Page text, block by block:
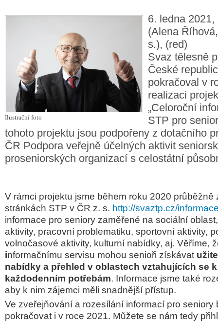
Ilustrační foto
6. ledna
(Alena
s.), (red)
Svaz tělesně
České
pokračoval v
realizaci
„Celoroční
STP pro
tohoto projektu jsou podpořeny z dotačního
ČR Podpora veřejně účelných aktivit
proseniorských organizací s celostátní
V rámci projektu jsme během roku 2020 průběžně
stránkách STP v ČR z. s. http://svaztp.cz/
informace pro seniory zaměřené na sociální
aktivity, pracovní problematiku, sportovní aktivity,
volnočasové aktivity, kulturní nabídky, aj. Věříme,
informačnímu servisu mohou senioři získávat
nabídky a přehled v oblastech vztahujících se
každodenním potřebám. Informace jsme také
aby k nim zájemci měli snadnější přístup.
Ve zveřejňování a rozesílání informací pro seniory
pokračovat i v roce 2021. Můžete se nám tedy